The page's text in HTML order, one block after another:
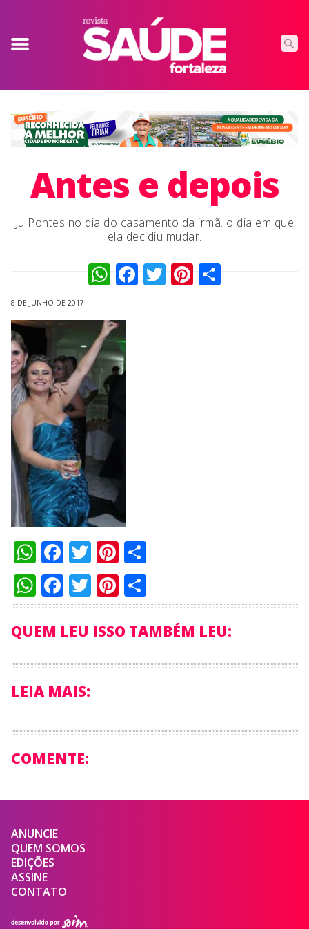
Antes e depois
Ju Pontes no dia do casamento da irmã. o dia em que
ela decidiu mudar.
WhatsApp
Facebook
TwitterPinterest
8 DE JUNHO DE 2017
WhatsApp
Facebook
Twitter
Pinterest
Compartilhar
WhatsApp
Facebook
Twitter
Pinterest
Compartilhar
QUEM LEU ISSO TAMBÉM LEU:
LEIA MAIS:
COMENTE:
ANUNCIE
QUEM SOMOS
EDIÇÕES
ASSINE
CONTATO